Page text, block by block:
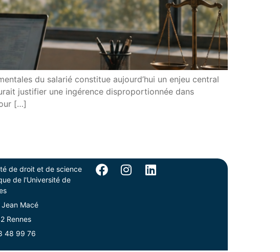
du salarié constitue aujourd’hui un enjeu central
justifier une ingérence disproportionnée dans
[…]
de droit et de science
de l'Université de
Macé
Rennes
48 99 76